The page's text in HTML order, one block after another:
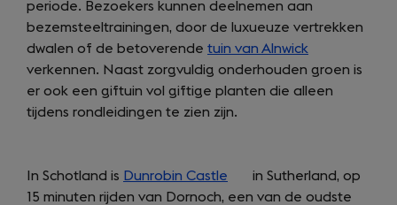
tab)
periode. Bezoekers kunnen deelnemen aan
bezemsteeltrainingen, door de luxueuze vertrekken
dwalen of de betoverende tuin van Alnwick
in
a
verkennen. Naast zorgvuldig onderhouden groen is
er ook een giftuin vol giftige planten die alleen
tijdens rondleidingen te zien zijn.
In Schotland is Dunrobin Castle (opens
in
in Sutherland, op
15 minuten rijden van Dornoch, een van de oudste